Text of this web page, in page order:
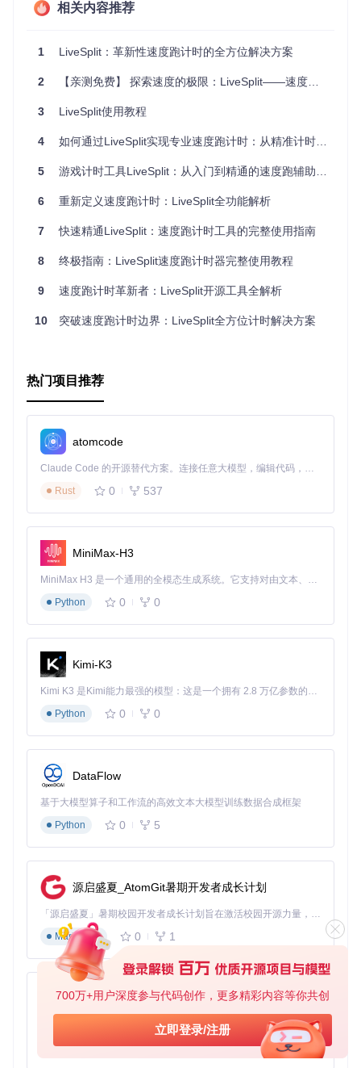
700万+用户深度参与代码创作，更多精彩内容等你共创
立即登录/注册
和程序的稳定性。
开发者能加入速度跑技术的创新行列。
习成本。
应用，livesplit-core都能轻松适配。
社区活跃：围绕项目有一群充满激情的开发者和速度跑爱
好者，持续推动项目进步。
livesplit-core不仅仅是一个技术图书馆，它是速度跑文化与
技术创新碰撞的火花，邀请每一位渴望挑战自我，探索极限的
开发者和玩家，一起加入这场技术与速度的盛宴。通过集成
esplit-core
，您的应用或服务将获得专业级别的时间管理能
力，开启全新的速度跑体验之旅。立即下载并探索，下一个速
相关内容推荐
1 LiveSplit：革新性速度跑计时的全方位解决方案
2 【亲测免费】 探索速度的极限：LiveSplit——速度跑者的计时神器
3 LiveSplit使用教程
4 如何通过LiveSplit实现专业速度跑计时：从精准计时到社区竞赛的全流程解决方案
5 游戏计时工具LiveSplit：从入门到精通的速度跑辅助指南
6 重新定义速度跑计时：LiveSplit全功能解析
7 快速精通LiveSplit：速度跑计时工具的完整使用指南
8 终极指南：LiveSplit速度跑计时器完整使用教程
9 速度跑计时革新者：LiveSplit开源工具全解析
10 突破速度跑计时边界：LiveSplit全方位计时解决方案
热门项目推荐
atomcode
Claude Code 的开源替代方案。连接任意大模型，编辑代码，运行命令，自动验证 — 全自动执行。用 Rust 构建，极致性能。 ｜ An open-source alternative to Claude Code. Connect any LLM, edit code, run commands, and verify changes — autonomously. Built in Rust for speed. Get Started
Rust
0 537
MiniMax-H3
MiniMax H3 是一个通用的全模态生成系统。它支持对由文本、图像、视频和音频组成的多模态上下文进行统一理解，并能生成分辨率高达 2K、时长可达 15 秒的带原生立体声音频的视频。得益于面向任务泛化的系统设计，H3 在预训练阶段就已具备广泛的多模态上下文理解与生成能力，能够出色地执行复杂的多模态指令。
Python
0 0
Kimi-K3
Kimi K3 是Kimi能力最强的模型：这是一个拥有 2.8 万亿参数的混合专家（MoE）模型，具备原生视觉理解能力，并支持 100 万 token 的上下文窗口。
Python
0 0
DataFlow
基于大模型算子和工作流的高效文本大模型训练数据合成框架
Python
0 5
源启盛夏_AtomGit暑期开发者成长计划
「源启盛夏」暑期校园开发者成长计划旨在激活校园开源力量，通过积分激励、认证扶持、资源倾斜等形式，引导高校组织和开发者完成「入驻 — 建项目 — 做贡献 — 获认证 — 得资源」的完整闭环。无论你是想带领社团入驻平台的组织者，还是希望用代码贡献证明自己的开发者，都能在这里找到属于你的成长路径。
Markdown
0 1
py-xiaozhi
基于Python的Xiaozhi AI，适用于想要完整Xiaozhi体验而无需拥有专用硬件的用户。
Python
0 1